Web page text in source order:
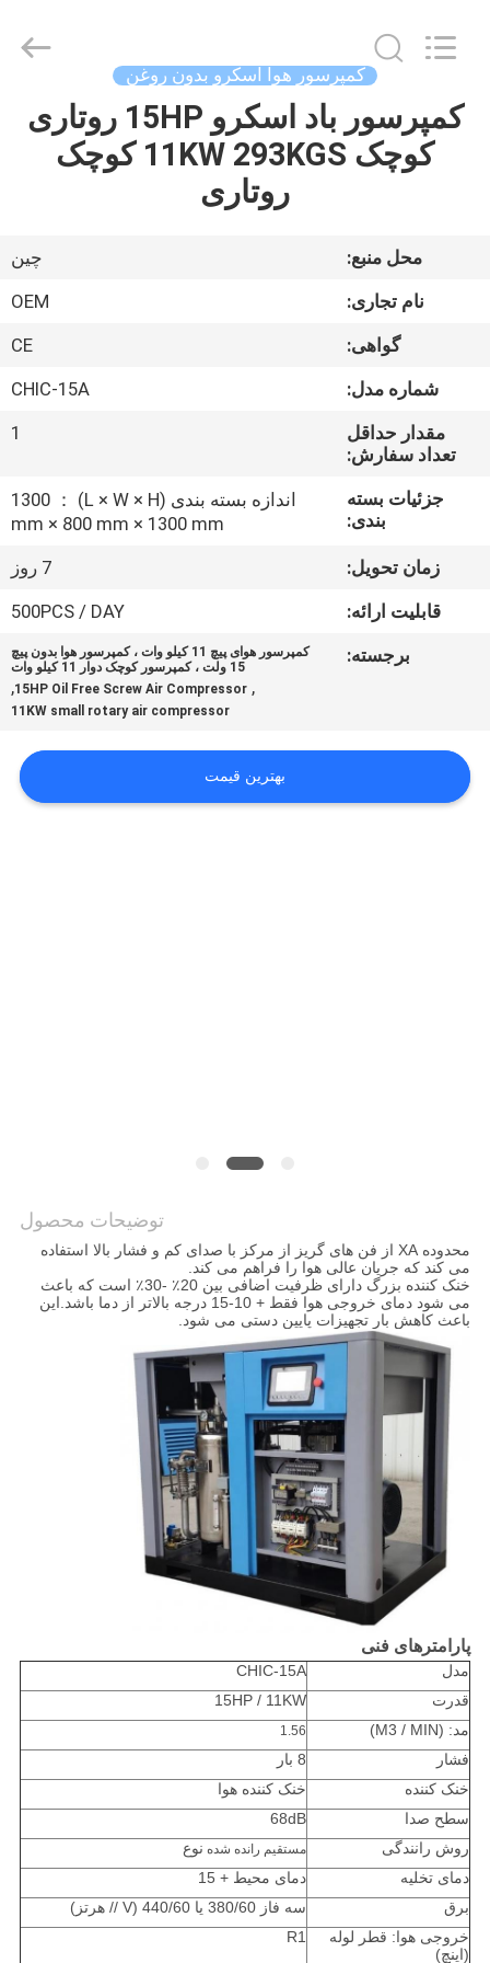
خونه
درباره
کارخانه
کنترل
اخبار
Machinery
Rights
Reserved.
کمپرسور هوا اسکرو بدون روغن
کمپرسور باد اسکرو 15HP روتاری
کوچک 11KW 293KGS کوچک
روتاری
محل منبع:
چین
نام تجاری:
OEM
گواهی:
CE
شماره مدل:
CHIC-15A
مقدار حداقل
تعداد سفارش:
1
جزئیات بسته
بندی:
اندازه بسته بندی (L × W × H) ： 1300
mm × 800 mm × 1300 mm
زمان تحویل:
7 روز
قابلیت ارائه:
500PCS / DAY
برجسته:
کمپرسور هوای پیچ 11 کیلو وات ، کمپرسور هوا بدون پیچ
15 ولت ، کمپرسور کوچک دوار 11 کیلو وات
,
15HP Oil Free Screw Air Compressor
,
11KW small rotary air compressor
بهترین قیمت
توضیحات محصول
محدوده XA از فن های گریز از مرکز با صدای کم و فشار بالا استفاده
می کند که جریان عالی هوا را فراهم می کند.
خنک کننده بزرگ دارای ظرفیت اضافی بین 20٪ -30٪ است که باعث
می شود دمای خروجی هوا فقط + 10-15 درجه بالاتر از دما باشد.این
باعث کاهش بار تجهیزات پایین دستی می شود.
پارامترهای فنی
مدل
CHIC-15A
قدرت
15HP / 11KW
مد: (M3 / MIN)
1.56
فشار
8 بار
خنک کننده
خنک کننده هوا
سطح صدا
68dB
روش رانندگی
مستقیم رانده شده نوع
دمای تخلیه
دمای محیط + 15
برق
سه فاز 380/60 یا 440/60 (V // هرتز)
خروجی هوا: قطر لوله
(اینچ)
R1